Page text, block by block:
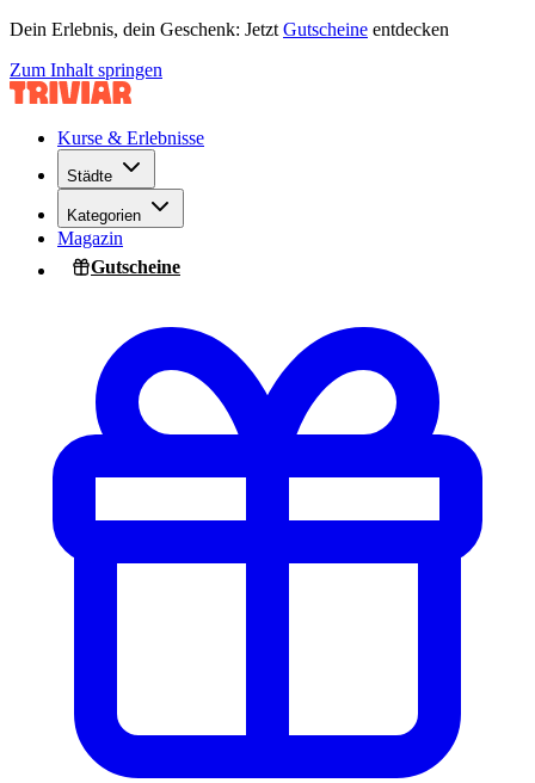
Dein Erlebnis, dein Geschenk: Jetzt Gutscheine entdecken
Zum Inhalt springen
Kurse & Erlebnisse
Städte
Kategorien
Magazin
Gutscheine